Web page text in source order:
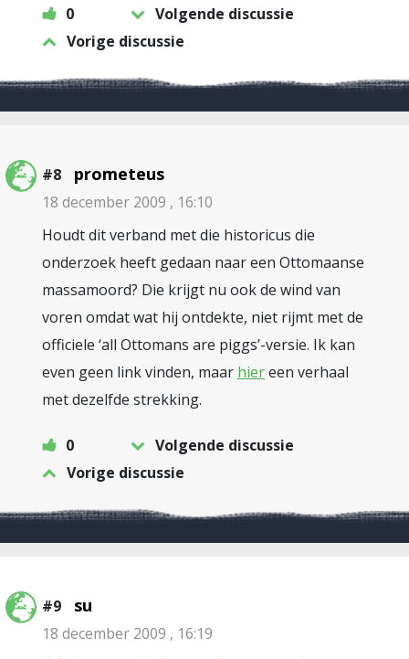
0
Volgende discussie
Vorige discussie
#8 prometeus
18 december 2009 , 16:10
Houdt dit verband met die historicus die
onderzoek heeft gedaan naar een Ottomaanse
massamoord? Die krijgt nu ook de wind van
voren omdat wat hij ontdekte, niet rijmt met de
officiele ‘all Ottomans are piggs’-versie. Ik kan
even geen link vinden, maar hiereen verhaal
met dezelfde strekking.
0
Volgende discussie
Vorige discussie
#9 su
18 december 2009 , 16:19